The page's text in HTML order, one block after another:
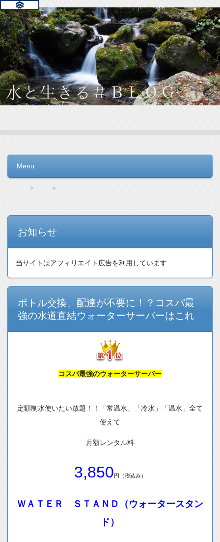
Menu
コンテンツへ移動
お知らせ
当サイトはアフィリエイト広告を利用しています
ボトル交換、配達が不要に！？コスパ最
強の水道直結ウォーターサーバーはこれ
コスパ最強のウォーターサーバー
定額制水使いたい放題！！「常温水」「冷水」「温水」全て
使えて
月額レンタル料
3,850円（税込み）
ＷＡＴＥＲ ＳＴＡＮＤ（ウォータースタン
ド）